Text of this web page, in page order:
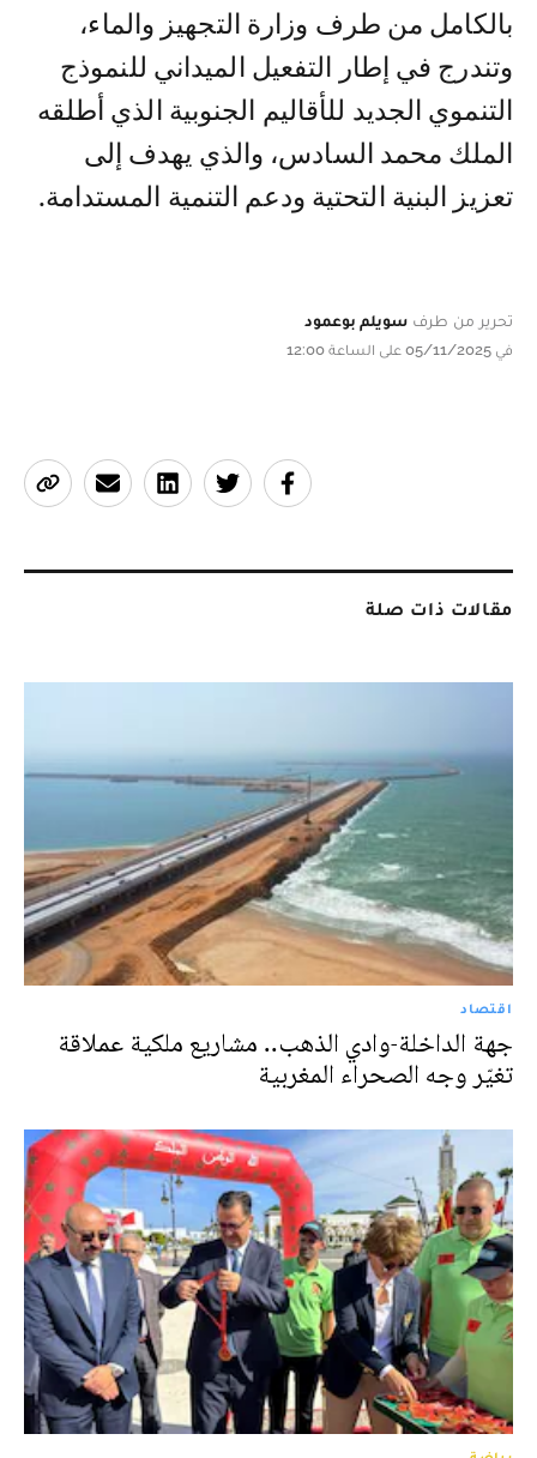
بالكامل من طرف وزارة التجهيز والماء،
وتندرج في إطار التفعيل الميداني للنموذج
التنموي الجديد للأقاليم الجنوبية الذي أطلقه
الملك محمد السادس، والذي يهدف إلى
تعزيز البنية التحتية ودعم التنمية المستدامة.
تحرير من طرف سويلم بوعمود
في 05/11/2025 على الساعة 12:00
مقالات ذات صلة
اقتصاد
جهة الداخلة-وادي الذهب.. مشاريع ملكية عملاقة
تغيّر وجه الصحراء المغربية